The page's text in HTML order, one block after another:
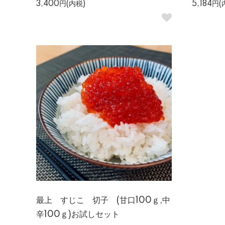
3,400円(内税) 5,184円(
最上 すじこ 切子 (甘口100ｇ,中
辛100ｇ)お試しセット